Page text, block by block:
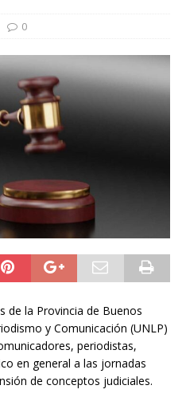
0
de la Provincia de Buenos
y Comunicación (UNLP)
periodistas,
en general a las jornadas
de conceptos judiciales.